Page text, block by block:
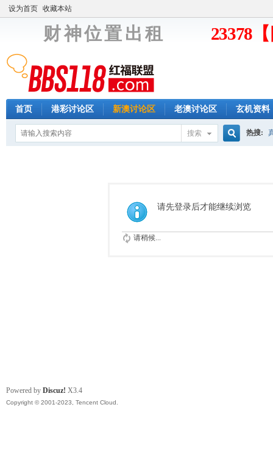
设为首页 收藏本站
财 神 位 置 出 租 23378
首页 港彩讨论区 新澳讨论区 老澳讨论区 玄机资料
搜索
索
热搜:
请先登录后才能继续浏览
请稍候...
Powered by Discuz! X3.4
Copyright © 2001-2023, Tencent Cloud.